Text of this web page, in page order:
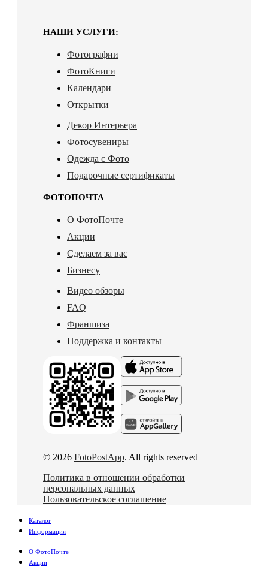
НАШИ УСЛУГИ:
Фотографии
ФотоКниги
Календари
Открытки
Декор Интерьера
Фотосувениры
Одежда с Фото
Подарочные сертификаты
ФОТОПОЧТА
О ФотоПочте
Акции
Сделаем за вас
Бизнесу
Видео обзоры
FAQ
Франшиза
Поддержка и контакты
© 2026 FotoPostApp. All rights reserved
Политика в отношении обработки
персональных данных
Пользовательское соглашение
Каталог
Информация
О ФотоПочте
Акции